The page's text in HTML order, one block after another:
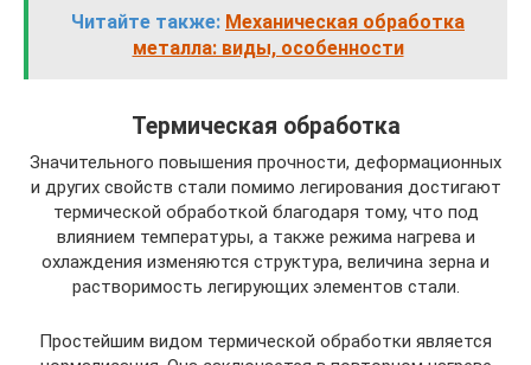
Читайте также: Механическая обработка
металла: виды, особенности
Термическая обработка
Значительного повышения прочности, деформационных
и других свойств стали помимо легирования достигают
термической обработкой благодаря тому, что под
влиянием температуры, а также режима нагрева и
охлаждения изменяются структура, величина зерна и
растворимость легирующих элементов стали.
Простейшим видом термической обработки является